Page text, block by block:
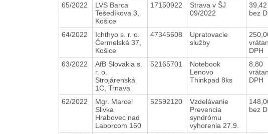
65/2022
LVS Barca
Tešedíkova 3,
Košice
17150922
Strava v ŠJ
09/2022
39,42
bez
64/2022
Ichthyo s. r. o.
Čermelská 37,
Košice
47345608
Upratovacie
služby
DPH
63/2022
AfB Slovakia s.
r. o.
Strojárenská
1C, Trnava
52165701
Notebook
Lenovo
Thinkpad 8ks
8,80
DPH
62/2022
Mgr. Marcel
Slivka
Hrabovec nad
Laborcom 160
52592120
Vzdelávanie
Prevencia
syndrómu
vyhorenia 27.9.
bez